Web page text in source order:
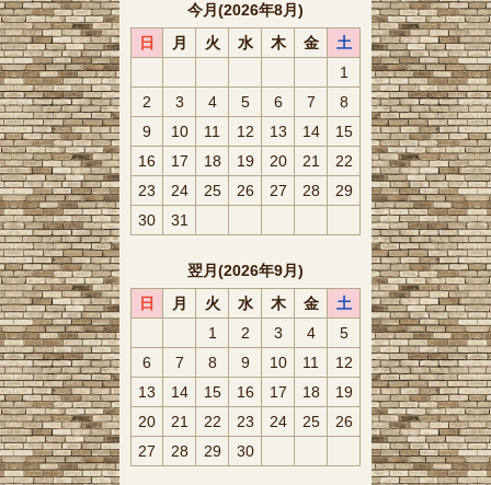
今月(2026年8月)
日
月 火 水 木 金
土
1
2
3 4 5 6 7
8
9
10 11 12 13 14
15
16
17 18 19 20 21
22
23
24 25 26 27 28
29
30
31
翌月(2026年9月)
日
月 火 水 木 金
土
1
2 3 4
5
6
7 8 9 10 11
12
13
14 15 16 17 18
19
20
21 22 23 24 25
26
27
28 29 30